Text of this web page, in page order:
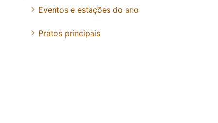
Eventos e estações do ano
Pratos principais